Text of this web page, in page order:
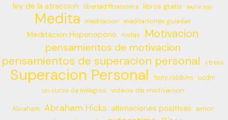
ley de la atraccion libertad financiera libros gratis louise hay
Medita meditacion meditaciones guiadas
Meditacion Hoponopono metas Motivacion
pensamientos de motivacion
pensamientos de superacion personal stress
Superacion Personal tony robbins
ucdm
un curso de milagros
videos de motivacion
Abraham Abraham Hicks afirmaciones positivas
amor